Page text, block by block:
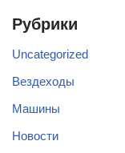
Рубрики
Uncategorized
Вездеходы
Машины
Новости